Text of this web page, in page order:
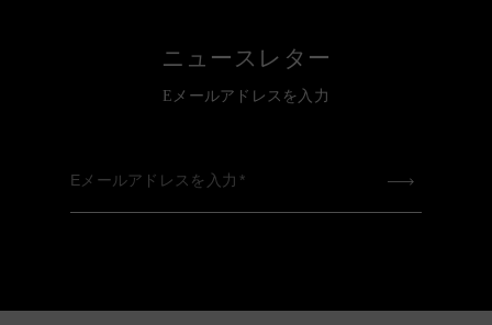
ニュースレター
Eメールアドレスを入力
Eメールアドレスを入力